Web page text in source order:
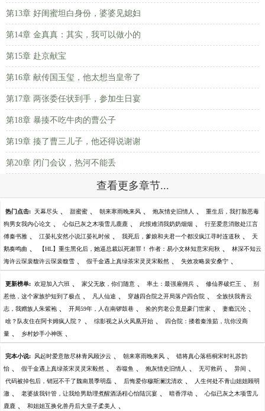
第13章 好闺蜜坦白身份，婆婆见媳妇
第14章 金真真：其实，我可以做小的
第15章 赴京献宝
第16章 献传国玉玺，他太想当皇帝了
第17章 两张委任状到手，参加生日宴
第18章 暴揍不吃牛肉的曹公子
第19章 揍了曹三儿子，他还得说谢谢
第20章 闭门会议，热河不能丢
查看更多章节...
热门点击: 天幕尽头 、 甜蜜蜜 、 朝来寒雨晚来风 、 炮灰情史旧情人 、 重生后，我打脸恶毒
狗男女我内心论文 、 心似已灰之木项雪儿鹿鹿 、 此恨难消我奶奶烟烟 、 行至爱意消散处江言
傅秦书雅 、 江晏礼安然小说江晏礼时候 、 我死后，爹娘和夫君一个都没疯江寻时连道秋 、 天
鹅奏鸣曲 、 【HL】重生黑化后，她逼总裁以死谢罪！ 作者：易小文林知意宋宛秋 、 林深不知云
海许云琛裴馥许云琛裴馥雪 、 假千金遇上真绿茶宋灵灵宋毅然 、 失效攻略裴安桑宁 、
更新榜单: 欢迎加入六班 、 家父无敌，你们随意 、 率土：最强雇佣兵 、 修仙界破烂王 、 别
惹他，这个家族护短到了极点 、 凡人仙途 、 穿越四合院之开局落户四合院 、 全族扶我青云
志，我赠族人朱紫袍 、 开局59年，人在南锣鼓巷 、 捡的穷老公竟是豪门世家 、 妻瘾沉沦 、
啥？队友住在阿卡姆疯人院？ 、 综影视之从火凤凰开始 、 四合院：搂着秦淮茹，坑你没商
量 、 乡村妙手小神医 、
完本小说: 风起时爱意散尽林青风顾汐云 、 朝来寒雨晚来风 、 错将真心落梧桐宋时礼苏韵
怡 、 假千金遇上真绿茶宋灵灵宋毅然 、 吞噬鱼 、 炮灰情史旧情人 、 无可救药 、 异间 、
代码被掉包后，销冠不干了魏南晨季明磊 、 后悔爱你穆斯澜沈清欢 、 人生何处不青山姐姐顾明
澈 、 老婆拔我针管，让我给男助理煮醒酒汤程心怡陆沉宴 、 暗香浮动 、 心似已灰之木项雪儿
鹿鹿 、 和姐姐互换化兽丹后大皇子柔美人 、